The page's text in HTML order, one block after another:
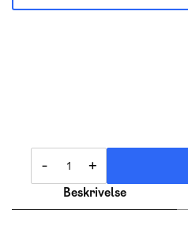
- +
Beskrivelse